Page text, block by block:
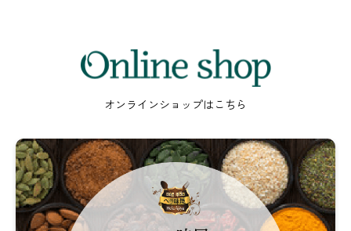
Online
オンラインショップはこちら
ヘ
ラ
味
屋